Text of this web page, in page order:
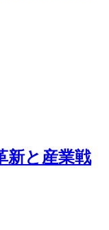
新と産業戦